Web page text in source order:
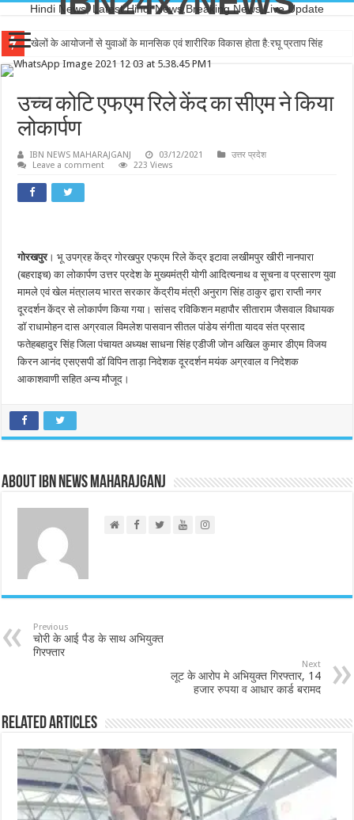
Hindi News, Latest Hindi News,Breaking News,Live Update
खेलों के आयोजनों से युवाओं के मानसिक एवं शारीरिक विकास होता है:रघू प्रताप सिंह
उच्च कोटि एफएम रिले केंद का सीएम ने किया
लोकार्पण
IBN NEWS MAHARAJGANJ 03/12/2021
उत्तर प्रदेश
Leave a comment
223 Views
गोरखपुर। भू उपग्रह केंद्र गोरखपुर एफएम रिले केंद्र इटावा लखीमपुर खीरी नानपारा
(बहराइच) का लोकार्पण उत्तर प्रदेश के मुख्यमंत्री योगी आदित्यनाथ व सूचना व प्रसारण युवा
मामले एवं खेल मंत्रालय भारत सरकार केंद्रीय मंत्री अनुराग सिंह ठाकुर द्वारा राप्ती नगर
दूरदर्शन केंद्र से लोकार्पण किया गया। सांसद रविकिशन महापौर सीताराम जैसवाल विधायक
डॉ राधामोहन दास अग्रवाल विमलेश पासवान सीतल पांडेय संगीता यादव संत प्रसाद
फतेहबहादुर सिंह जिला पंचायत अध्यक्ष साधना सिंह एडीजी जोन अखिल कुमार डीएम विजय
किरन आनंद एसएसपी डॉ विपिन ताड़ा निदेशक दूरदर्शन मयंक अग्रवाल व निदेशक
आकाशवाणी सहित अन्य मौजूद।
About IBN NEWS MAHARAJGANJ
Previous
चोरी के आई पैड के साथ अभियुक्त
गिरफ्तार
Next
लूट के आरोप मे अभियुक्त गिरफ्तार, 14
हजार रुपया व आधार कार्ड बरामद
Related Articles